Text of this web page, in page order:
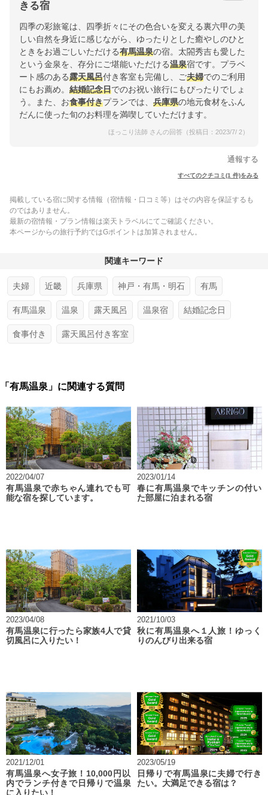
きる宿
四季の彩旅篭は、四季折々にその色合いを変える裏六甲の美
しい自然を身近に感じながら、ゆったりとした癒やしのひと
ときをお過ごしいただける有馬温泉の宿。太閤秀吉も愛した
という金泉を、存分にご堪能いただける温泉宿です。プラベ
ート感のある露天風呂付き客室も完備し、ご夫婦でのご利用
にもお薦め。 結婚記念日でのお祝い旅行にもぴったりでしょ
う。また、お食事付きプランでは、 兵庫県の地元食材をふん
だんに使った旬のお料理を満喫していただけます。
ほっこり法師 さんの回答（投稿日：2023/7/ 2）
通報する
すべてのクチコミ(1 件)をみる
掲載している宿に関する情報（宿情報・口コミ等）はその内容を保証するも
のではありません。
最新の宿情報・プラン情報は楽天トラベルにてご確認ください。
本ページからの旅行予約ではGポイントは加算されません。
関連キーワード
夫婦 近畿 兵庫県 神戸・有馬・明石 有馬
有馬温泉 温泉 露天風呂 温泉宿 結婚記念日
食事付き 露天風呂付き客室
「有馬温泉」に関連する質問
2022/04/07
有馬温泉で赤ちゃん連れでも可
能な宿を探しています。
2023/01/14
春に有馬温泉でキッチンの付い
た部屋に泊まれる宿
2023/04/08
有馬温泉に行ったら家族4人で貸
切風呂に入りたい！
2021/10/03
秋に有馬温泉へ１人旅！ゆっく
りのんびり出来る宿
2021/12/01
有馬温泉へ女子旅！10,000円以
内でランチ付きで日帰りで温泉
に入りたい！
2023/05/19
日帰りで有馬温泉に夫婦で行き
たい。大満足できる宿は？